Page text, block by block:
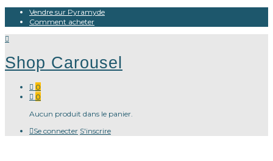
Vendre sur Pyramyde
Comment acheter
Shop Carousel
0
0
Aucun produit dans le panier.
Se connecter S'inscrire